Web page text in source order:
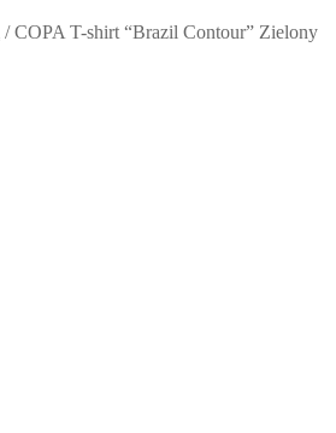
/COPA T-shirt “Brazil Contour” Zielony